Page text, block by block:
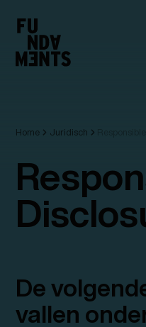
Home Juridisch
De
vallen